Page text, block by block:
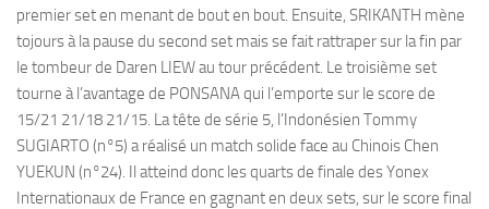
premier set en menant de bout en bout. Ensuite, SRIKANTH mène
tojours à la pause du second set mais se fait rattraper sur la fin par
le tombeur de Daren LIEW au tour précédent. Le troisième set
tourne à l’avantage de PONSANA qui l’emporte sur le score de
15/21 21/18 21/15. La tête de série 5, l’Indonésien Tommy
SUGIARTO (n°5) a réalisé un match solide face au Chinois Chen
YUEKUN (n°24). Il atteind donc les quarts de finale des Yonex
Internationaux de France en gagnant en deux sets, sur le score final